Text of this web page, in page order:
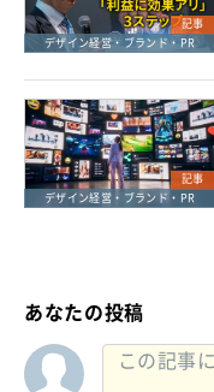
記事
デザイン経営・ブランド・PR
記事
デザイン経営・ブランド・PR
あなたの投稿